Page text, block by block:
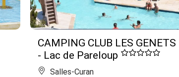
CAMPING CLUB LES GENETS
- Lac de Pareloup
Salles-Curan